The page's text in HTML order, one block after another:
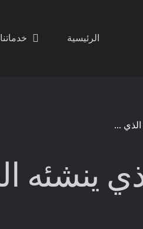
الرئيسية خدماتنا
الذي ...